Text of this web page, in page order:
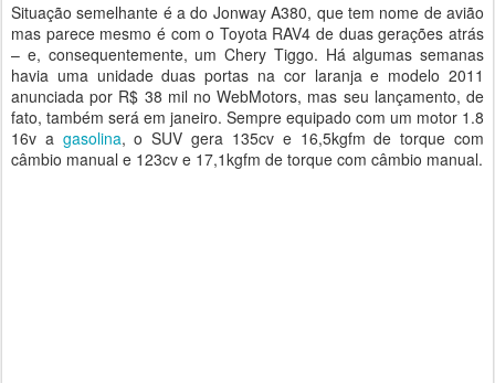
Situação semelhante é a do Jonway A380, que tem nome de avião
mas parece mesmo é com o Toyota RAV4 de duas gerações atrás
– e, consequentemente, um Chery Tiggo. Há algumas semanas
havia uma unidade duas portas na cor laranja e modelo 2011
anunciada por R$ 38 mil no WebMotors, mas seu lançamento, de
fato, também será em janeiro. Sempre equipado com um motor 1.8
16v a gasolina, o SUV gera 135cv e 16,5kgfm de torque com
câmbio manual e 123cv e 17,1kgfm de torque com câmbio manual.